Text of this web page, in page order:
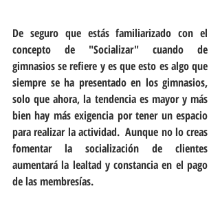
De seguro que estás familiarizado con el
concepto de "Socializar" cuando de
gimnasios se refiere y es que esto es algo que
siempre se ha presentado en los gimnasios,
solo que ahora, la tendencia es mayor y más
bien hay más exigencia por tener un espacio
para realizar la actividad.  Aunque no lo creas
fomentar la socialización de clientes
aumentará la lealtad y constancia en el pago
de las membresías.